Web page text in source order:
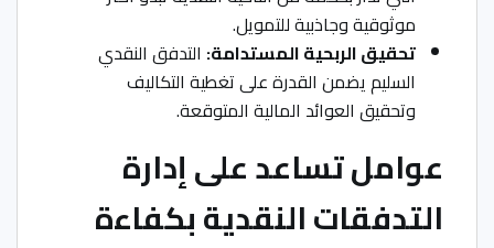
موثوقية وجاذبية للتمويل.
تحقيق الربحية المستدامة:التدفق النقدي
السليم يضمن القدرة على تغطية التكاليف
وتحقيق العوائد المالية المتوقعة.
عوامل تساعد على إدارة
التدفقات النقدية بكفاءة